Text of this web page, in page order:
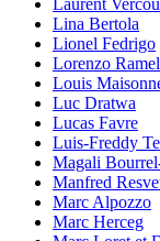
Laurent
Lina Bertola
Lionel Fedrigo
Lorenzo
Louis
Luc Dratwa
Lucas Favre
Luis-Freddy
Magali
Manfred
Marc Alpozzo
Marc Herceg